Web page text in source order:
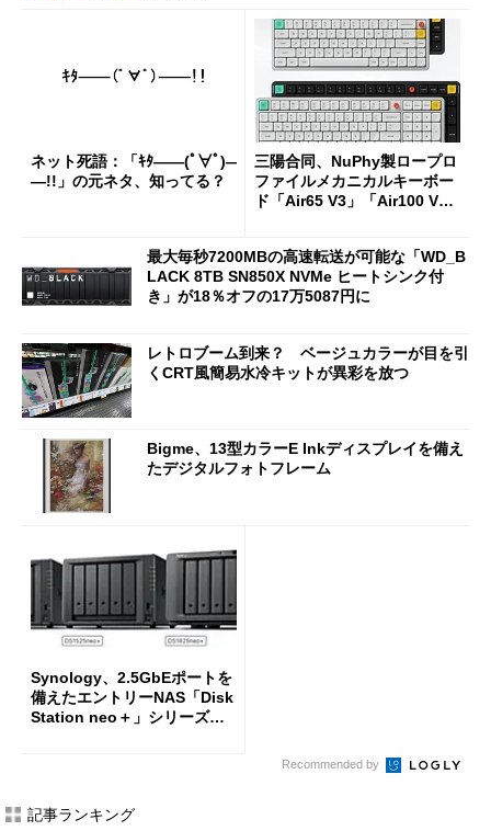
ネット死語：「ｷﾀ――(ﾟ∀ﾟ)―
―!!」の元ネタ、知ってる？
三陽合同、NuPhy製ロープロ
ファイルメカニカルキーボー
ド「Air65 V3」「Air100 V
最大毎秒7200MBの高速転送が可能な「WD_B
LACK 8TB SN850X NVMe ヒートシンク付
き」が18％オフの17万5087円に
レトロブーム到来？ ベージュカラーが目を引
くCRT風簡易水冷キットが異彩を放つ
Bigme、13型カラーE Inkディスプレイを備え
たデジタルフォトフレーム
Synology、2.5GbEポートを
備えたエントリーNAS「Disk
Station neo＋」シリーズを
Recommended by
記事ランキング